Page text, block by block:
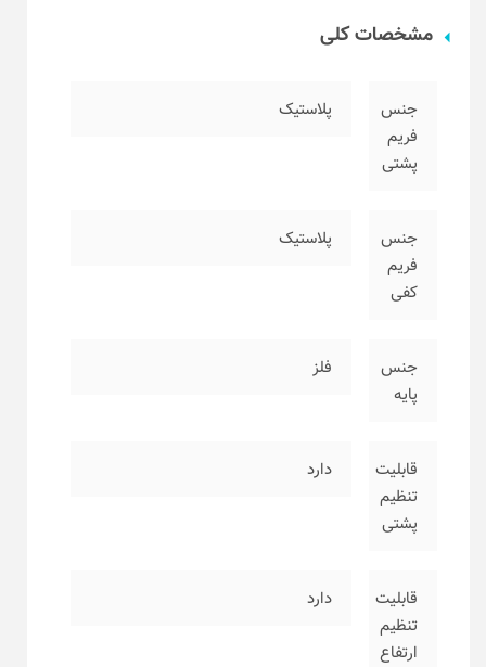
مشخصات کلی
جنس
فریم
پشتی
پلاستیک
جنس
فریم
کفی
پلاستیک
جنس
پایه
فلز
قابلیت
تنظیم
پشتی
دارد
قابلیت
تنظیم
ارتفاع
دارد